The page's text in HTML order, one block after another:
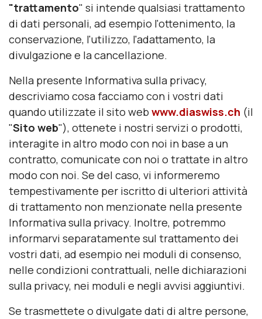
"trattamento" si intende qualsiasi trattamento
di dati personali, ad esempio l'ottenimento, la
conservazione, l'utilizzo, l'adattamento, la
divulgazione e la cancellazione.
Nella presente Informativa sulla privacy,
descriviamo cosa facciamo con i vostri dati
quando utilizzate il sito web www.diaswiss.ch (il
"Sito web"), ottenete i nostri servizi o prodotti,
interagite in altro modo con noi in base a un
contratto, comunicate con noi o trattate in altro
modo con noi. Se del caso, vi informeremo
tempestivamente per iscritto di ulteriori attività
di trattamento non menzionate nella presente
Informativa sulla privacy. Inoltre, potremmo
informarvi separatamente sul trattamento dei
vostri dati, ad esempio nei moduli di consenso,
nelle condizioni contrattuali, nelle dichiarazioni
sulla privacy, nei moduli e negli avvisi aggiuntivi.
Se trasmettete o divulgate dati di altre persone,